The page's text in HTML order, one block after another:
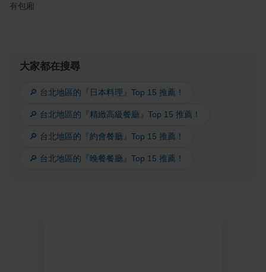
有包廂
大家都在搜尋
🔎 台北地區的『日本料理』Top 15 推薦！
🔎 台北地區的『精緻高級餐廳』Top 15 推薦！
🔎 台北地區的『約會餐廳』Top 15 推薦！
🔎 台北地區的『晚餐餐廳』Top 15 推薦！